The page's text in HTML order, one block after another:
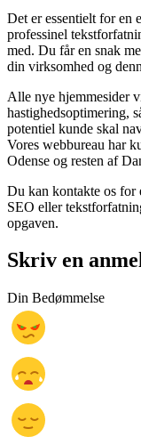
Det er essentielt for en
professinel
med. Du får en snak
din virksomhed og
Alle nye hjemmesider
hastighedsoptimering,
potentiel kunde skal
Vores webbureau har
Odense og resten af
Du kan kontakte os for
SEO eller
opgaven.
Skriv en
Din Bedømmelse